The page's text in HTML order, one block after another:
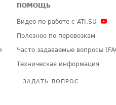
ПОМОЩЬ
Видео по работе с ATI.SU
Полезное по перевозкам
Часто задаваемые вопросы
Техническая информация
ЗАДАТЬ ВОПРОС